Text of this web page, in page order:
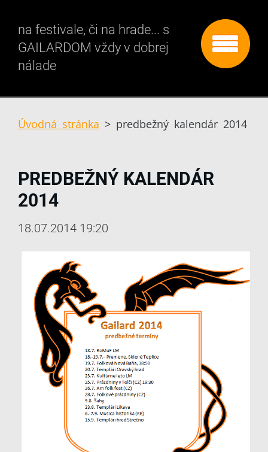
na festivale, či na hrade... s
GAILARDOM vždy v dobrej
nálade
Úvodná stránka > predbežný kalendár 2014
PREDBEŽNÝ KALENDÁR
2014
18.07.2014 19:20